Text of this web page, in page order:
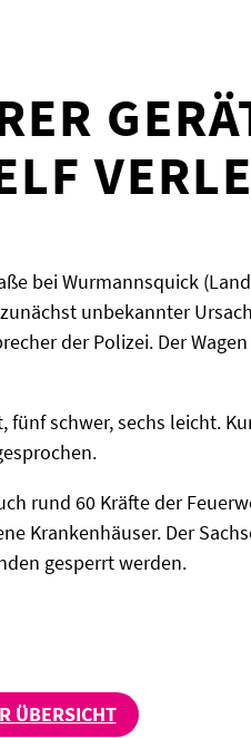
bei Wurmannsquick
unbekannter
der Polizei. Der
schwer, sechs leicht.
rund 60 Kräfte der
Krankenhäuser. Der
gesperrt werden.
ÜBERSICHT